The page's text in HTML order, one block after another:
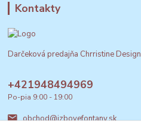
Kontakty
Darčeková predajňa Chrristine Design
+421948494969
Po-pia 9:00 - 19:00
obchod@izbovefontany.sk